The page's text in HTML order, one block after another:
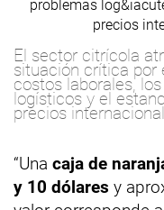
El sector citrícola
situación crítica por
costos laborales,
logísticos y el
precios
“Una caja de
y 10 dólares y